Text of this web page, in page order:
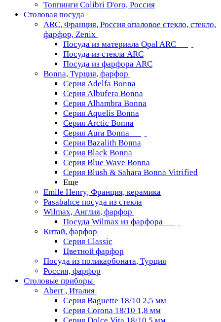
Топпинги Colibri D'oro, Россия
Столовая посуда
ARC, Франция, Россия опаловое стекло, стекло,
фарфор, Zenix
Посуда из материала Opal ARC
Посуда из стекла ARC
Посуда из фарфора ARC
Bonna, Турция, фарфор
Серия Adelfa Bonna
Серия Albufera Bonna
Серия Alhambra Bonna
Серия Aquelis Bonna
Серия Arctic Bonna
Серия Aura Bonna
Серия Bazalith Bonna
Серия Black Bonna
Серия Blue Wave Bonna
Серия Blush & Sahara Bonna Vitrified
Еще
Emile Henry, Франция, керамика
Pasabahce посуда из стекла
Wilmax, Англия, фарфор
Посуда Wilmax из фарфора
Китай, фарфор
Серия Classiс
Цветной фарфор
Посуда из поликарбоната, Турция
Россия, фарфор
Столовые приборы
Abert , Италия
Серия Baguette 18/10 2,5 мм
Серия Corona 18/10 1,8 мм